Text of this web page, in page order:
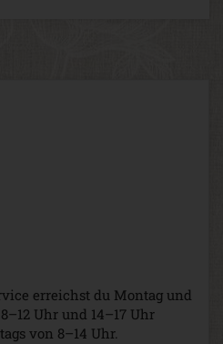
erreichst du Montag und
Uhr und 14–17 Uhr
von 8–14 Uhr.